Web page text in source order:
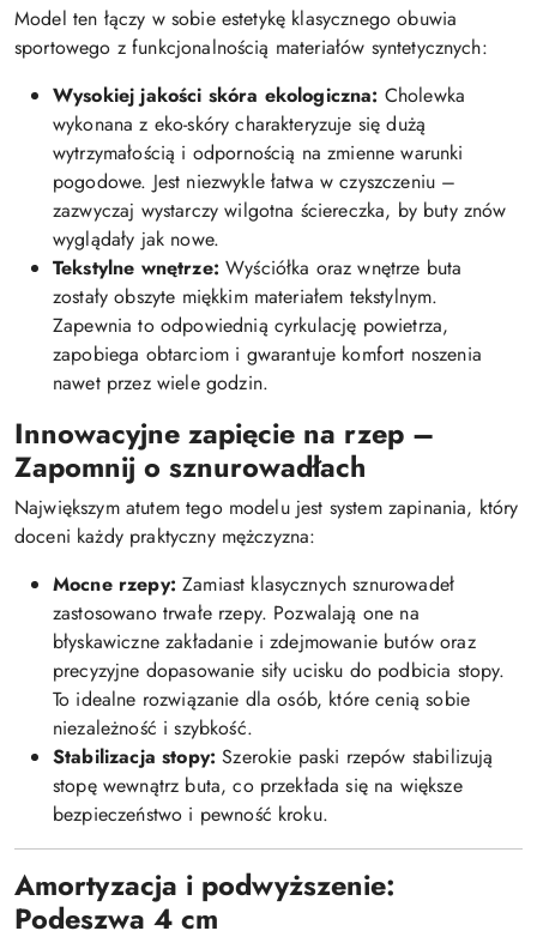
Model ten łączy w sobie estetykę klasycznego obuwia
sportowego z funkcjonalnością materiałów syntetycznych:
Wysokiej jakości skóra ekologiczna: Cholewka
wykonana z eko-skóry charakteryzuje się dużą
wytrzymałością i odpornością na zmienne warunki
pogodowe. Jest niezwykle łatwa w czyszczeniu –
zazwyczaj wystarczy wilgotna ściereczka, by buty znów
wyglądały jak nowe.
Tekstylne wnętrze: Wyściółka oraz wnętrze buta
zostały obszyte miękkim materiałem tekstylnym.
Zapewnia to odpowiednią cyrkulację powietrza,
zapobiega obtarciom i gwarantuje komfort noszenia
nawet przez wiele godzin.
Innowacyjne zapięcie na rzep –
Zapomnij o sznurowadłach
Największym atutem tego modelu jest system zapinania, który
doceni każdy praktyczny mężczyzna:
Mocne rzepy: Zamiast klasycznych sznurowadeł
zastosowano trwałe rzepy. Pozwalają one na
błyskawiczne zakładanie i zdejmowanie butów oraz
precyzyjne dopasowanie siły ucisku do podbicia stopy.
To idealne rozwiązanie dla osób, które cenią sobie
niezależność i szybkość.
Stabilizacja stopy: Szerokie paski rzepów stabilizują
stopę wewnątrz buta, co przekłada się na większe
bezpieczeństwo i pewność kroku.
Amortyzacja i podwyższenie:
Podeszwa 4 cm